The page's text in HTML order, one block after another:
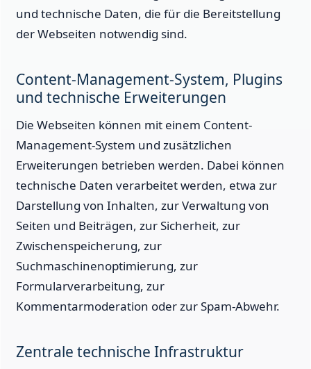
und technische Daten, die für die Bereitstellung
der Webseiten notwendig sind.
Content-Management-System, Plugins
und technische Erweiterungen
Die Webseiten können mit einem Content-
Management-System und zusätzlichen
Erweiterungen betrieben werden. Dabei können
technische Daten verarbeitet werden, etwa zur
Darstellung von Inhalten, zur Verwaltung von
Seiten und Beiträgen, zur Sicherheit, zur
Zwischenspeicherung, zur
Suchmaschinenoptimierung, zur
Formularverarbeitung, zur
Kommentarmoderation oder zur Spam-Abwehr.
Zentrale technische Infrastruktur